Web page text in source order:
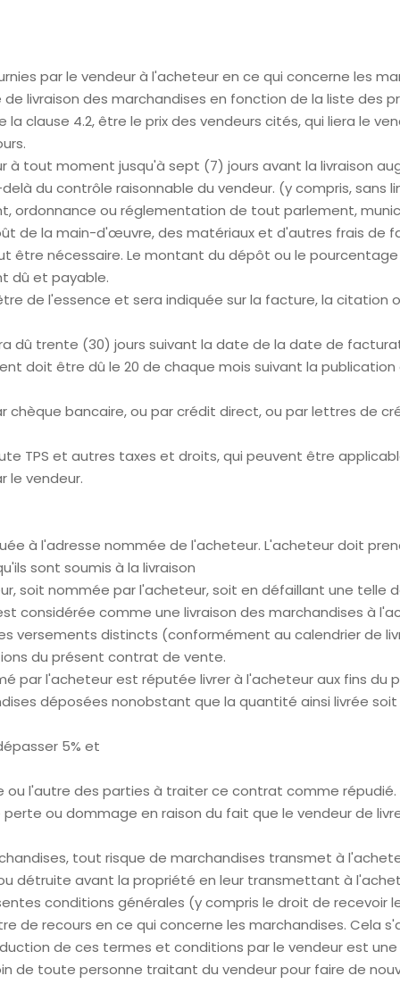
par le vendeur à l'acheteur en ce qui concerne les
livraison des marchandises en fonction de la liste des
la clause 4.2, être le prix des vendeurs cités, qui liera le
à tout moment jusqu'à sept (7) jours avant la livraison
du contrôle raisonnable du vendeur. (y compris, sans
ordonnance ou réglementation de tout parlement,
de la main-d'œuvre, des matériaux et d'autres frais de
être nécessaire. Le montant du dépôt ou le
dû et payable.
de l'essence et sera indiquée sur la facture, la
dû trente (30) jours suivant la date de la date de
doit être dû le 20 de chaque mois suivant la
chèque bancaire, ou par crédit direct, ou par lettres de
TPS et autres taxes et droits, qui peuvent être
le vendeur.
à l'adresse nommée de l'acheteur. L'acheteur doit
sont soumis à la livraison
soit nommée par l'acheteur, soit en défaillant une
considérée comme une livraison des marchandises à
versements distincts (conformément au calendrier de
du présent contrat de vente.
par l'acheteur est réputée livrer à l'acheteur aux fins du
déposées nonobstant que la quantité ainsi livrée
5% et
ou l'autre des parties à traiter ce contrat comme répudié.
ou dommage en raison du fait que le vendeur de
tout risque de marchandises transmet à
détruite avant la propriété en leur transmettant à
conditions générales (y compris le droit de recevoir
de recours en ce qui concerne les marchandises. Cela
de ces termes et conditions par le vendeur est
de toute personne traitant du vendeur pour faire de